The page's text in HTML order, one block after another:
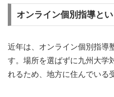
オンライン個別指導と
近年は、オンライン個別指導
す。場所を選ばずに九州大学
れるため、地方に住んでいる